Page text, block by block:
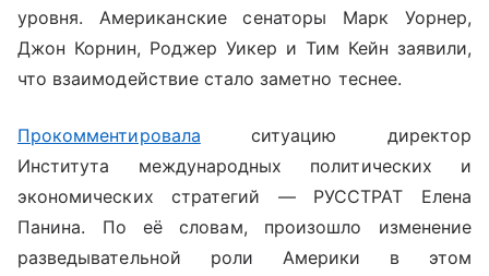
уровня. Американские сенаторы Марк Уорнер,
Джон Корнин, Роджер Уикер и Тим Кейн заявили,
что взаимодействие стало заметно теснее.
Прокомментировала ситуацию директор
Института международных политических и
экономических стратегий — РУССТРАТ Елена
Панина. По её словам, произошло изменение
разведывательной роли Америки в этом